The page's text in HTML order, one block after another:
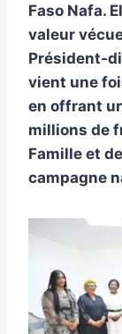
Faso Nafa.
valeur
Président-
vient une
en offrant
millions de
Famille et
campagne